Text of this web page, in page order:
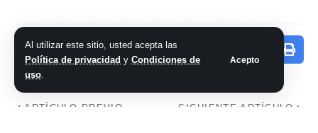
Al utilizar este sitio, usted acepta las
Política de privacidad y Condiciones de
uso.
Acepto
Comparte este artículo
ARTÍCULO PREVIO SIGUIENTE ARTÍCULO